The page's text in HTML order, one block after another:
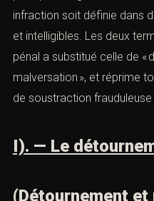
satisfaire au principede
que chaque infraction soit
suffisamment clairs et
étant synonymes, le Code
détournement » à celle «